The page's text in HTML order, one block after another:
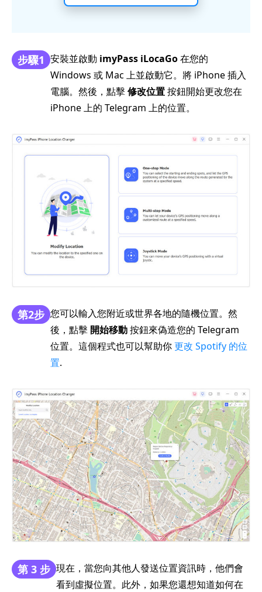
步驟1 安裝並啟動 imyPass iLocaGo在您的
Windows 或 Mac 上並啟動它。將 iPhone 插入
電腦。然後，點擊修改位置按鈕開始更改您在
iPhone 上的 Telegram 上的位置。
第2步 您可以輸入您附近或世界各地的隨機位置。然
後，點擊 開始移動按鈕來偽造您的 Telegram
位置。這個程式也可以幫助你更改 Spotify 的位
置.
第 3 步 現在，當您向其他人發送位置資訊時，他們會
看到虛擬位置。此外，如果您還想知道如何在